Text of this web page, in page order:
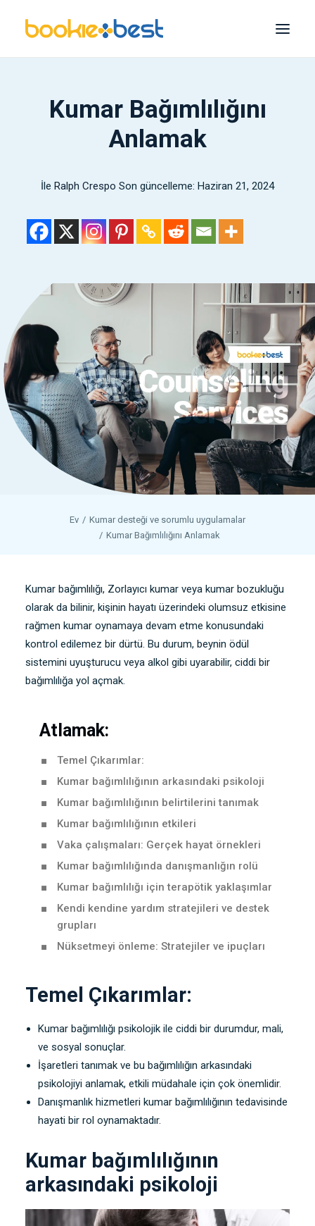
En İyi Bahisçiler
Melbet
1xBet
22Bahis
Bet365
Mostbet
Arama
Kumar Bağımlılığını
Anlamak
İle Ralph Crespo Son güncelleme: Haziran 21, 2024
Ev
Kumar desteği ve sorumlu uygulamalar
Kumar Bağımlılığını Anlamak
Kumar bağımlılığı, Zorlayıcı kumar veya kumar bozukluğu
olarak da bilinir, kişinin hayatı üzerindeki olumsuz etkisine
rağmen kumar oynamaya devam etme konusundaki
kontrol edilemez bir dürtü. Bu durum, beynin ödül
sistemini uyuşturucu veya alkol gibi uyarabilir, ciddi bir
bağımlılığa yol açmak.
Atlamak:
Temel Çıkarımlar:
Kumar bağımlılığının arkasındaki psikoloji
Kumar bağımlılığının belirtilerini tanımak
Kumar bağımlılığının etkileri
Vaka çalışmaları: Gerçek hayat örnekleri
Kumar bağımlılığında danışmanlığın rolü
Kumar bağımlılığı için terapötik yaklaşımlar
Kendi kendine yardım stratejileri ve destek
grupları
Nüksetmeyi önleme: Stratejiler ve ipuçları
Temel Çıkarımlar:
Kumar bağımlılığı psikolojik ile ciddi bir durumdur, mali,
ve sosyal sonuçlar.
İşaretleri tanımak ve bu bağımlılığın arkasındaki
psikolojiyi anlamak, etkili müdahale için çok önemlidir.
Danışmanlık hizmetleri kumar bağımlılığının tedavisinde
hayati bir rol oynamaktadır.
Kumar bağımlılığının
arkasındaki psikoloji